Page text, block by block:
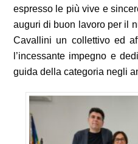
espresso le più vive e
auguri di buon lavoro per il
Cavallini un collettivo ed
l’incessante impegno e
guida della categoria negli